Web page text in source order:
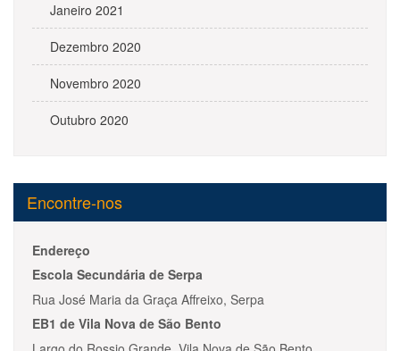
Janeiro 2021
Dezembro 2020
Novembro 2020
Outubro 2020
Encontre-nos
Endereço
Escola Secundária de Serpa
Rua José Maria da Graça Affreixo, Serpa
EB1 de Vila Nova de São Bento